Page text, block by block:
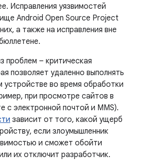
Исправления уязвимостей
Android Open Source Project
а также на исправления вне
проблем – критическая
позволяет удаленно выполнять
устройстве во время обработки
при просмотре сайтов в
с электронной почтой и MMS).
зависит от того, какой ущерб
если злоумышленник
и сможет обойти
их отключит разработчик.